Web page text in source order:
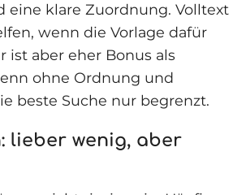
eine klare Zuordnung. Volltext
wenn die Vorlage dafür
ist aber eher Bonus als
ohne Ordnung und
beste Suche nur begrenzt.
lieber wenig, aber